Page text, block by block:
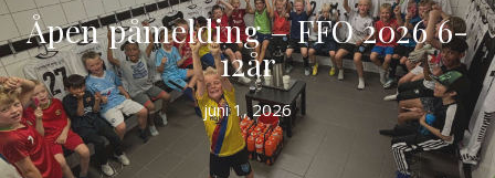
Åpen påmelding – FFO 2026 6-
12år
juni 1, 2026